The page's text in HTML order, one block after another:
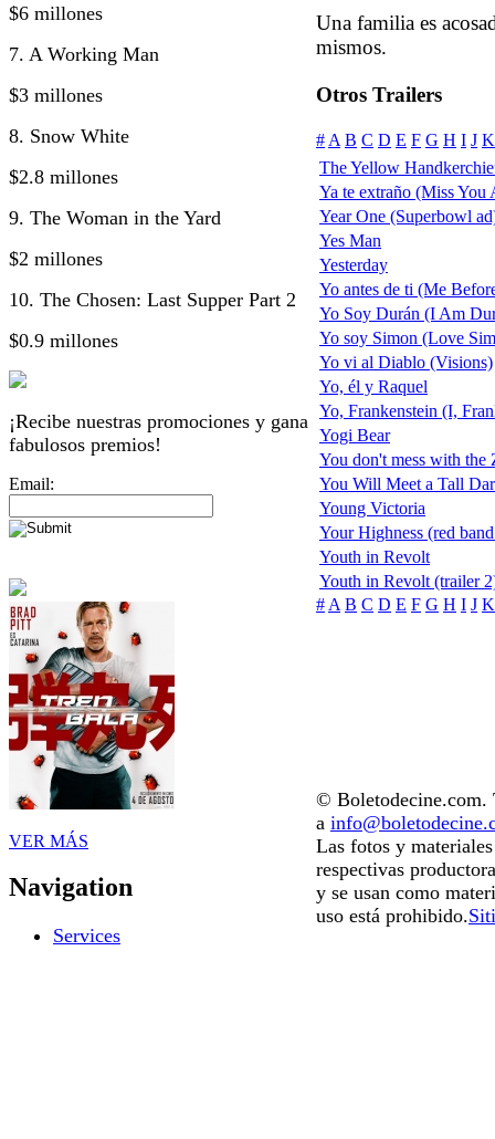
$6 millones
7. A Working Man
$3 millones
8. Snow White
$2.8 millones
9. The Woman in the Yard
$2 millones
10. The Chosen: Last Supper Part 2
$0.9 millones
¡Recibe nuestras promociones y gana
fabulosos premios!
Email:
VER MÁS
Navigation
Services
Una familia es
mismos.
Otros Trailers
# A B C D E F G H I J K
The Yellow
Ya te extraño (Miss You
Year One (Superbowl
Yes Man
Yesterday
Yo antes de ti (Me
Yo Soy Durán (I Am
Yo soy Simon (Love
Yo vi al Diablo (Visions)
Yo, él y Raquel
Yo, Frankenstein (I,
Yogi Bear
You don't mess with the
You Will Meet a Tall
Young Victoria
Your Highness (red
Youth in Revolt
Youth in Revolt (trailer
# A B C D E F G H I J K
© Boletodecine.com.
a
Las fotos y
respectivas
y se usan como
uso está prohibido.